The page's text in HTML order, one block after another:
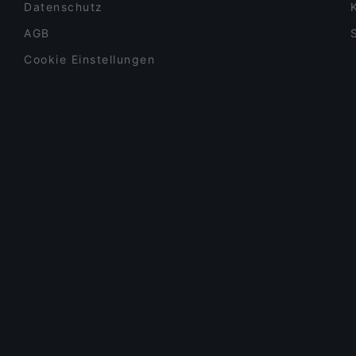
Datenschutz
AGB
Cookie Einstellungen